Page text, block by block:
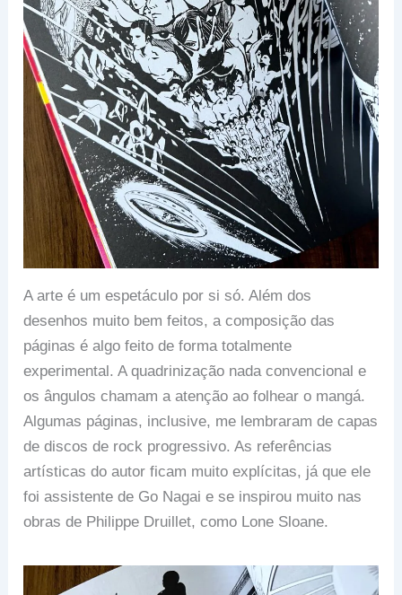
A arte é um espetáculo por si só. Além dos
desenhos muito bem feitos, a composição das
páginas é algo feito de forma totalmente
experimental. A quadrinização nada convencional e
os ângulos chamam a atenção ao folhear o mangá.
Algumas páginas, inclusive, me lembraram de capas
de discos de rock progressivo. As referências
artísticas do autor ficam muito explícitas, já que ele
foi assistente de Go Nagai e se inspirou muito nas
obras de Philippe Druillet, como Lone Sloane.